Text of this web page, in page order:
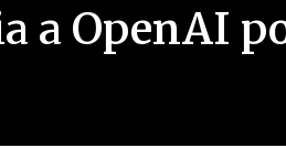
a OpenAI